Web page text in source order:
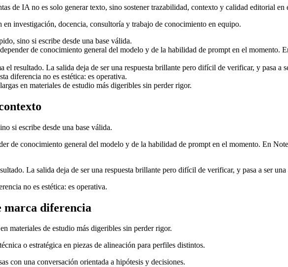
de IA no es solo generar texto, sino sostener trazabilidad, contexto y calidad editorial en
investigación, docencia, consultoría y trabajo de conocimiento en equipo.
sino si escribe desde una base válida.
de conocimiento general del modelo y de la habilidad de prompt en el
el resultado. La salida deja de ser una respuesta brillante pero difícil de verificar, y pasa a
diferencia no es estética: es operativa.
en materiales de estudio más digeribles sin perder rigor.
si escribe desde una base válida.
de conocimiento general del modelo y de la habilidad de prompt en el momento. En
La salida deja de ser una respuesta brillante pero difícil de verificar, y pasa a ser
no es estética: es operativa.
marca diferencia
materiales de estudio más digeribles sin perder rigor.
o estratégica en piezas de alineación para perfiles distintos.
con una conversación orientada a hipótesis y decisiones.